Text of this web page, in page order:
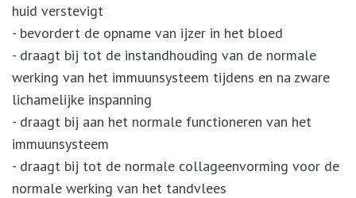
huid verstevigt
- bevordert de opname van ijzer in het bloed
- draagt bij tot de instandhouding van de normale
werking van het immuunsysteem tijdens en na zware
lichamelijke inspanning
- draagt bij aan het normale functioneren van het
immuunsysteem
- draagt bij tot de normale collageenvorming voor de
normale werking van het tandvlees